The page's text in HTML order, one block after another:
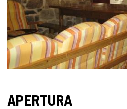
APERTURA